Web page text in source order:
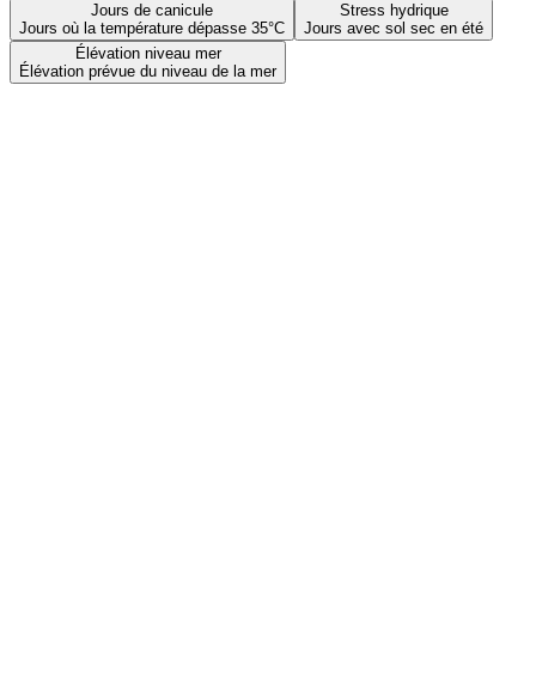
Jours de canicule
Jours où la température dépasse 35°C
Stress hydrique
Jours avec sol sec en été
Élévation niveau mer
Élévation prévue du niveau de la mer